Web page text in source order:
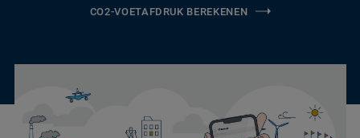
CO2-VOETAFDRUK BEREKENEN